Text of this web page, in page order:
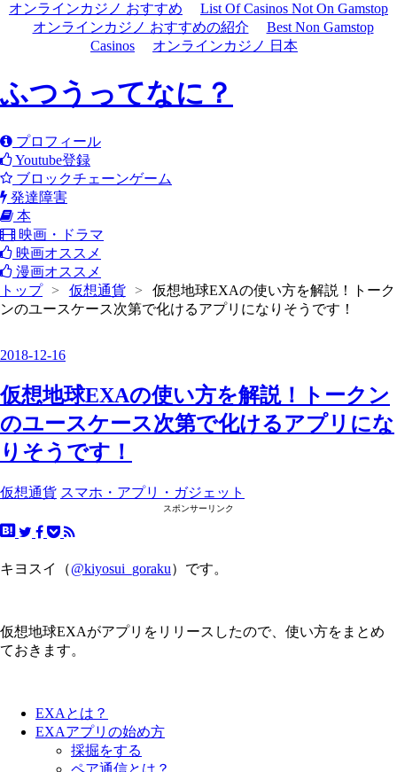
オンラインカジノ おすすめ
List Of Casinos Not On Gamstop
オンラインカジノ おすすめの紹介
Best Non Gamstop
Casinos
オンラインカジノ 日本
ふつうってなに？
プロフィール
Youtube登録
ブロックチェーンゲーム
発達障害
本
映画・ドラマ
映画オススメ
漫画オススメ
トップ
> 仮想通貨 >
仮想地球EXAの使い方を解説！トーク
ンのユースケース次第で化けるアプリになりそうです！
2018-12-16
仮想地球EXAの使い方を解説！トークン
のユースケース次第で化けるアプリにな
りそうです！
仮想通貨 スマホ・アプリ・ガジェット
スポンサーリンク
キヨスイ（@kiyosui_goraku）です。
仮想地球EXAがアプリをリリースしたので、使い方をまとめ
ておきます。
EXAとは？
EXAアプリの始め方
採掘をする
ペア通信とは？